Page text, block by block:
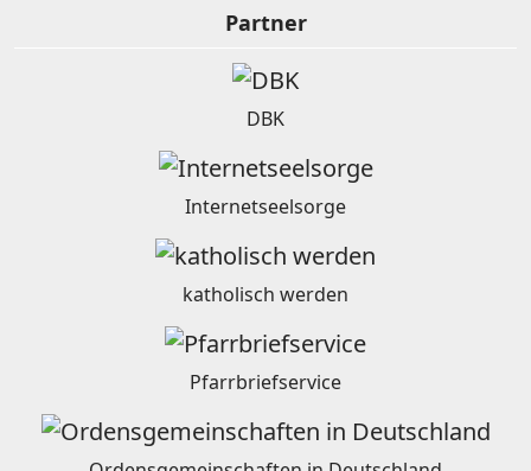
Partner
DBK
Internetseelsorge
katholisch werden
Pfarrbriefservice